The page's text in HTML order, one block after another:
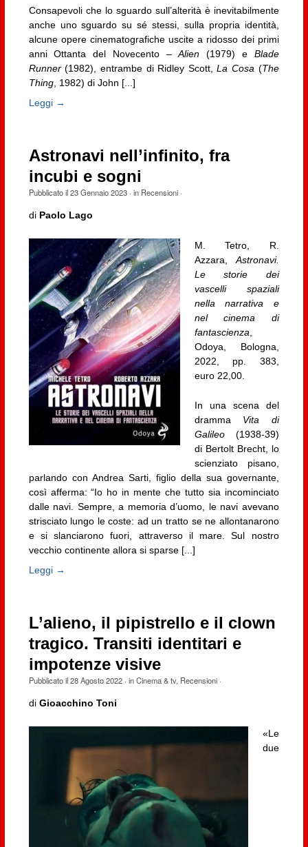
Consapevoli che lo sguardo sull’alterità è inevitabilmente
anche uno sguardo su sé stessi, sulla propria identità,
alcune opere cinematografiche uscite a ridosso dei primi
anni Ottanta del Novecento –Alien (1979) e Blade
Runner(1982), entrambe di Ridley Scott,La Cosa (The
Thing, 1982) di John [...]
Leggi →
Astronavi nell’infinito, fra
incubi e sogni
Pubblicato il23 Gennaio 2023· in Recensioni·
di Paolo Lago
M. Tetro, R.
Azzara, Astronavi.
Le storie dei
vascelli spaziali
nella narrativa e
nel cinema di
fantascienza
Odoya, Bologna,
2022, pp. 383,
euro 22,00.
In una scena del
dramma Vita di
Galileo(1938-39)
di Bertolt Brecht, lo
scienziato pisano,
parlando con Andrea Sarti, figlio della sua governante,
così afferma: “Io ho in mente che tutto sia incominciato
dalle navi. Sempre, a memoria d’uomo, le navi avevano
strisciato lungo le coste: ad un tratto se ne allontanarono
e si slanciarono fuori, attraverso il mare. Sul nostro
vecchio continente allora si sparse [...]
Leggi →
L’alieno, il pipistrello e il clown
tragico. Transiti identitari e
impotenze visive
Pubblicato il28 Agosto 2022· inCinema & tv, Recensioni·
di Gioacchino Toni
«Le
due